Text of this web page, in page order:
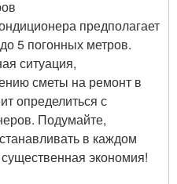
предполагает
5 погонных метров.
ситуация,
сметы на ремонт в
определиться с
Подумайте,
в каждом
экономия!